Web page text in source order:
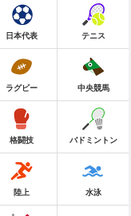
日本代表 テニス
ラグビー 中央競馬
格闘技 バドミントン
陸上 水泳